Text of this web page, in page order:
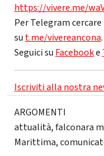
https://vivere.me/
Per Telegram
su t.me/vivereancona.
Seguici su Facebooke
Iscriviti alla nostra
ARGOMENTI
attualità,falconara
Marittima,